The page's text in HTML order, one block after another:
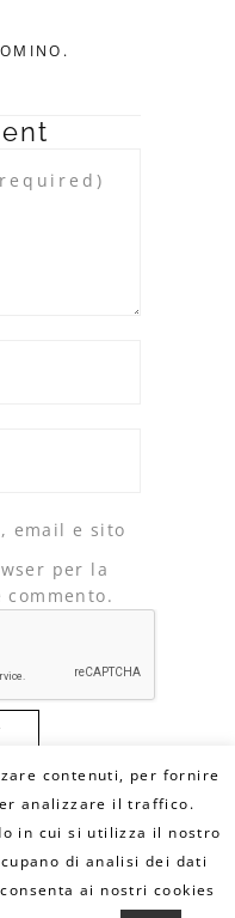
email e sito
per la
commento.
UN FUMETTO. All
MAIL:
339.7079217 -
POLICY
contenuti, per fornire
analizzare il traffico.
in cui si utilizza il nostro
di analisi dei dati
ai nostri cookies